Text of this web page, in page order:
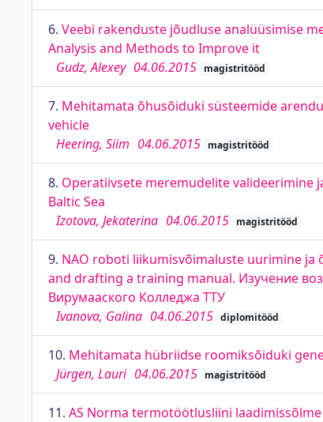
6. Veebi rakenduste jõudluse analüüsimise
Analysis and Methods to Improve it
Gudz, Alexey 04.06.2015 magistritööd
7. Mehitamata õhusõiduki süsteemide
vehicle
Heering, Siim 04.06.2015 magistritööd
8. Operatiivsete meremudelite valideerimine
Baltic Sea
Izotova, Jekaterina 04.06.2015 magistritööd
9. NAO roboti liikumisvõimaluste uurimine
and drafting a training manual. Изучение
Вирумааского Колледжа ТТУ
Ivanova, Galina 04.06.2015 diplomitööd
10. Mehitamata hübriidse roomiksõiduki
Jürgen, Lauri 04.06.2015 magistritööd
11. AS Norma termotöötlusliini